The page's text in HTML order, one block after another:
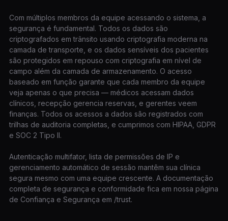
Com múltiplos membros da equipe acessando o sistema, a
segurança é fundamental. Todos os dados são
criptografados em trânsito usando criptografia moderna na
camada de transporte, e os dados sensíveis dos pacientes
são protegidos em repouso com criptografia em nível de
campo além da camada de armazenamento. O acesso
baseado em função garante que cada membro da equipe
veja apenas o que precisa — médicos acessam dados
clínicos, recepção gerencia reservas, e gerentes veem
finanças. Todos os acessos a dados são registrados com
trilhas de auditoria completas, e cumprimos com HIPAA, GDPR
e SOC 2 Tipo II.
Autenticação multifator, lista de permissões de IP e
gerenciamento automático de sessão mantêm sua clínica
segura mesmo com uma equipe crescente. A documentação
completa de segurança e conformidade fica em nossa página
de Confiança e Segurança em /trust.